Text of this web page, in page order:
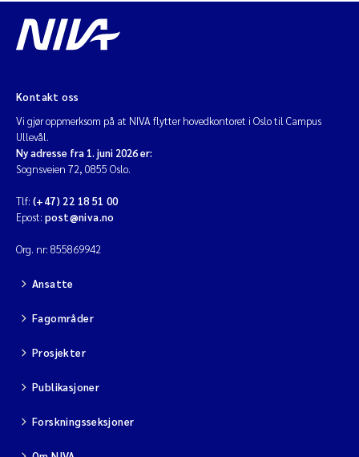
Kontakt oss
Vi gjør oppmerksom på at NIVA flytter hovedkontoret i Oslo til Campus
Ullevål.
Ny adresse fra 1. juni 2026 er:
Sognsveien 72, 0855 Oslo.
Tlf: (+47) 22 18 51 00
Epost: post@niva.no
Org. nr: 855869942
Ansatte
Fagområder
Prosjekter
Publikasjoner
Forskningsseksjoner